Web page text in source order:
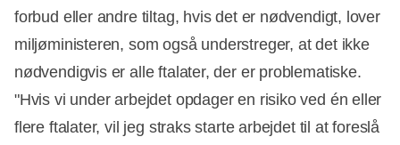
forbud eller andre tiltag, hvis det er nødvendigt, lover
miljøministeren, som også understreger, at det ikke
nødvendigvis er alle ftalater, der er problematiske.
"Hvis vi under arbejdet opdager en risiko ved én eller
flere ftalater, vil jeg straks starte arbejdet til at foreslå